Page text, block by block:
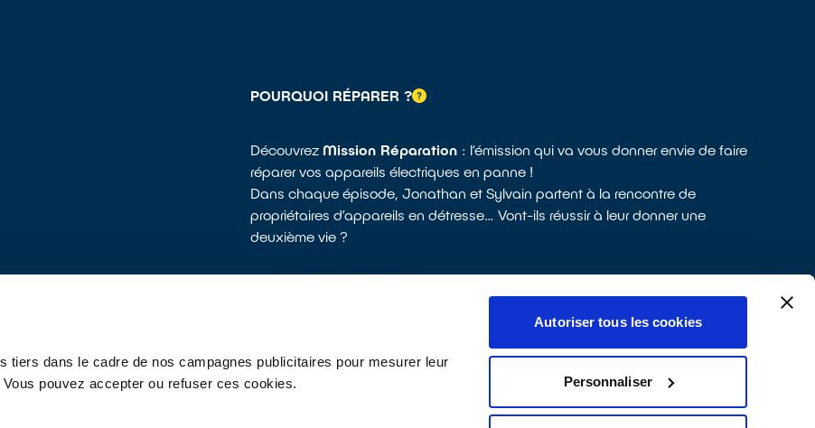
tiers dans le cadre de nos campagnes publicitaires pour mesurer leur
pouvez accepter ou refuser ces cookies.
Autoriser tous les cookies
Personnaliser
POURQUOI RÉPARER ?
Découvrez Mission Réparation : l’émission qui va vous donner envie de faire
réparer vos appareils électriques en panne !
Dans chaque épisode, Jonathan et Sylvain partent à la rencontre de
propriétaires d’appareils en détresse… Vont-ils réussir à leur donner une
deuxième vie ?
nous